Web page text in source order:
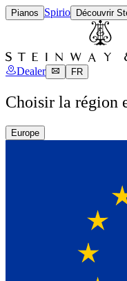
Pianos Spirio Découvrir
Dealer FR
Choisir la région
Europe